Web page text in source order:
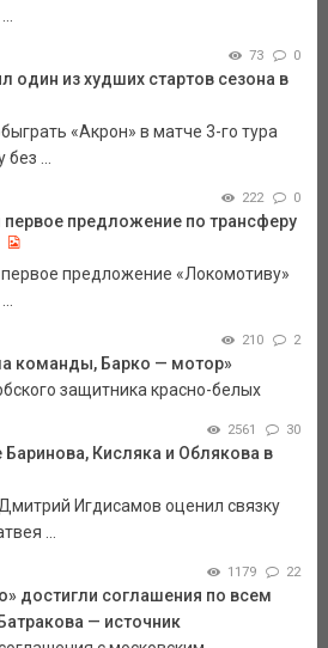
73 0
один из худших стартов сезона в
«Акрон» в матче 3-го тура
...
222 0
первое предложение по трансферу
первое предложение «Локомотиву»
210 2
команды, Барко — мотор»
защитника красно-белых
2561 30
Кисляка и Облякова в
Игдисамов оценил связку
...
1179 22
достигли соглашения по всем
— источник